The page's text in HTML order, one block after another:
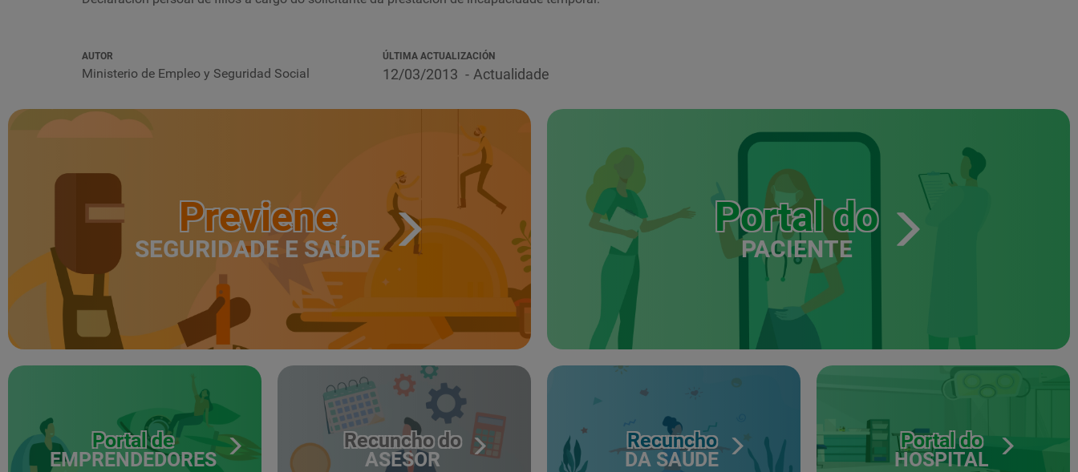
AUTOR
Ministerio de Empleo y Seguridad Social
ÚLTIMA ACTUALIZACIÓN
12/03/2013 Actualidade
Previene
SEGURIDADE E SAÚDE
Portal do
PACIENTE
Portal de
EMPRENDEDORES
Recuncho do
ASESOR
Recuncho
DA SAÚDE
Portal do
HOSPITAL